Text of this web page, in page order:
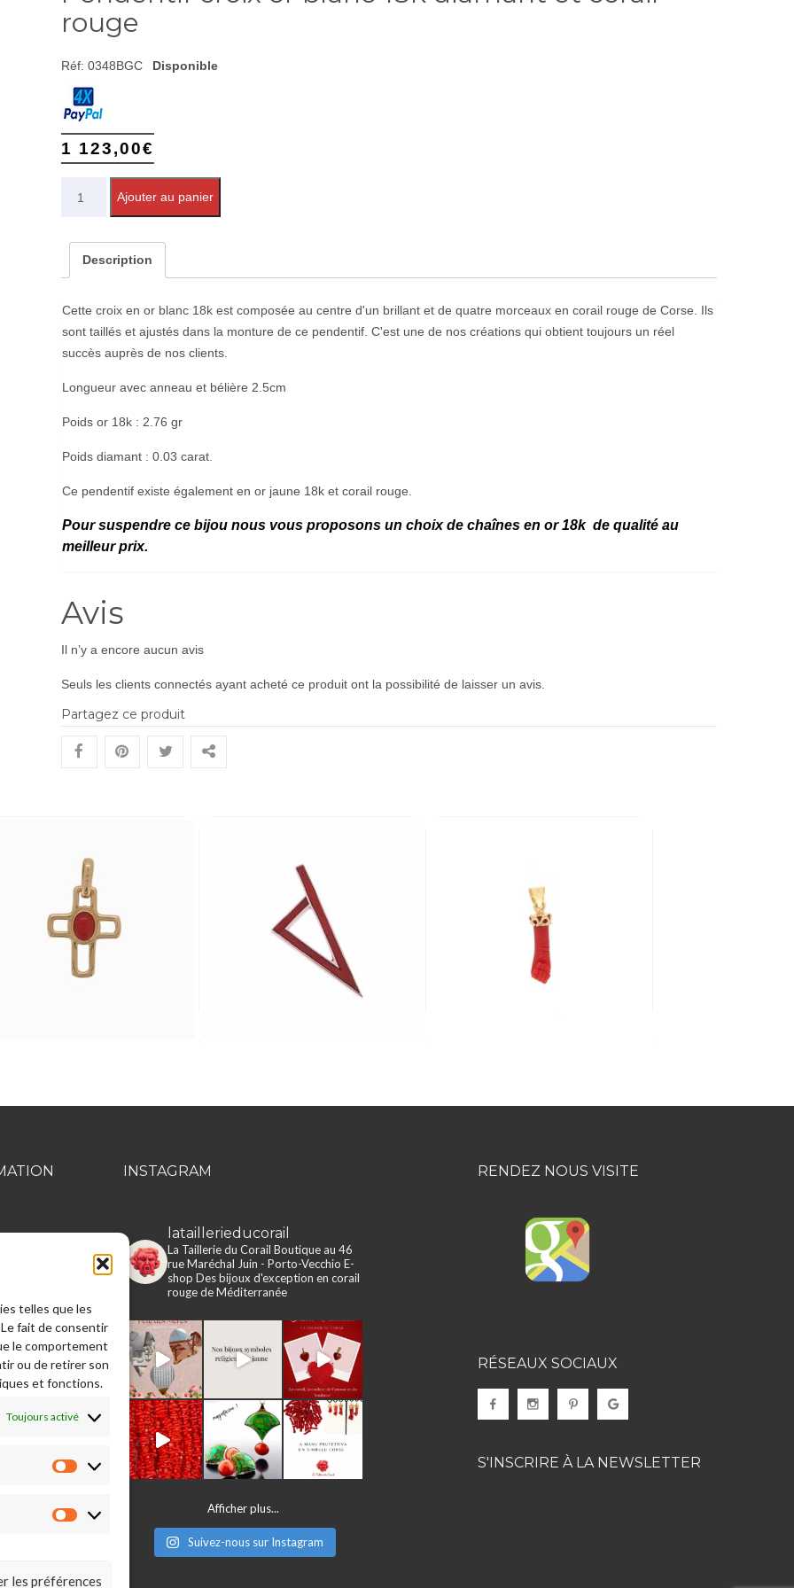
telles que les
fait de consentir
le comportement
ou de retirer son
et fonctions.
Toujours activé
Préférences
Statistiques
les préférences
rouge
Réf: 0348BGC Disponible
1 123,00€
Ajouter au panier
Description
Cette croix en or blanc 18k est composée au centre d'un brillant et de quatre morceaux en corail rouge de Corse. Ils
sont taillés et ajustés dans la monture de ce pendentif. C'est une de nos créations qui obtient toujours un réel
succès auprès de nos clients.
Longueur avec anneau et bélière 2.5cm
Poids or 18k : 2.76 gr
Poids diamant : 0.03 carat.
Ce pendentif existe également en or jaune 18k et corail rouge.
Pour suspendre ce bijou nous vous proposons un choixde chaînes en or 18k de qualité au
meilleur prix.
Avis
Il n’y a encore aucun avis
Seuls les clients connectés ayant acheté ce produit ont la possibilité de laisser un avis.
Partagez ce produit
ligne
légales
retours,
INSTAGRAM
lataillerieducorail
La Taillerie du Corail Boutique au 46
rue Maréchal Juin - Porto-Vecchio E-
shop Des bijoux d'exception en corail
rouge de Méditerranée
Afficher plus...
Suivez-nous sur Instagram
RENDEZ NOUS VISITE
RÉSEAUX SOCIAUX
S'INSCRIRE À LA NEWSLETTER